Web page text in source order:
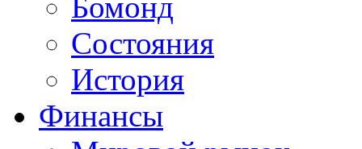
Состояния
История
Финансы